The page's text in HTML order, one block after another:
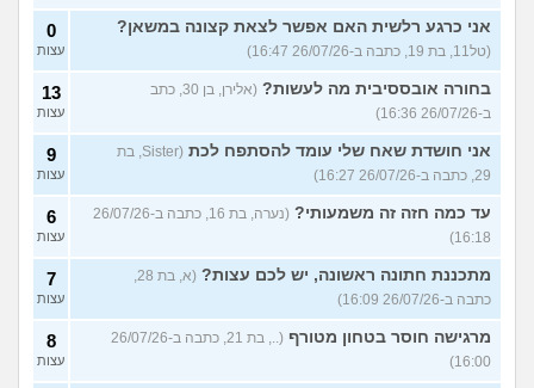
אני כרגע רלשית האם אפשר לצאת קצונה במשאן?
(טל11, בת 19, כתבה ב-26/07/26 16:47)
0
עצות
בחורה אובססיבית מה לעשות?
(אלירן, בן 30, כתב
ב-26/07/26 16:36)
13
עצות
אני חושדת שאח שלי עומד להסתפח לכת
(Sister, בת
29, כתבה ב-26/07/26 16:27)
9
עצות
עד כמה חזה זה משמעותי?
(נערה, בת 16, כתבה ב-26/07/26
16:18)
6
עצות
מתכננת חתונה ראשונה, יש לכם עצות?
(א, בת 28,
כתבה ב-26/07/26 16:09)
7
עצות
מרגישה חוסר בטחון מטורף
(.., בת 21, כתבה ב-26/07/26
16:00)
8
עצות